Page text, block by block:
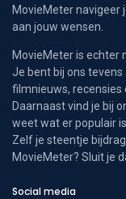
MovieMeter navigeer
aan jouw wensen.
MovieMeter is echter
Je bent bij ons
filmnieuws,
Daarnaast vind je bij
weet wat er populair
Zelf je steentje
MovieMeter? Sluit je
Social media